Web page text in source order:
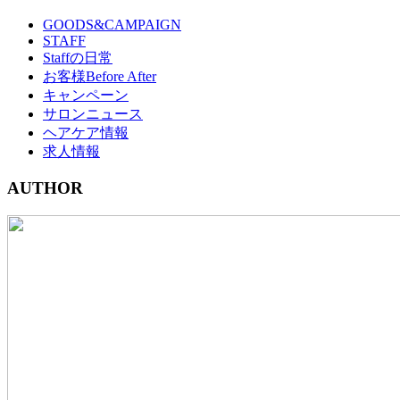
GOODS&CAMPAIGN
STAFF
Staffの日常
お客様Before After
キャンペーン
サロンニュース
ヘアケア情報
求人情報
AUTHOR